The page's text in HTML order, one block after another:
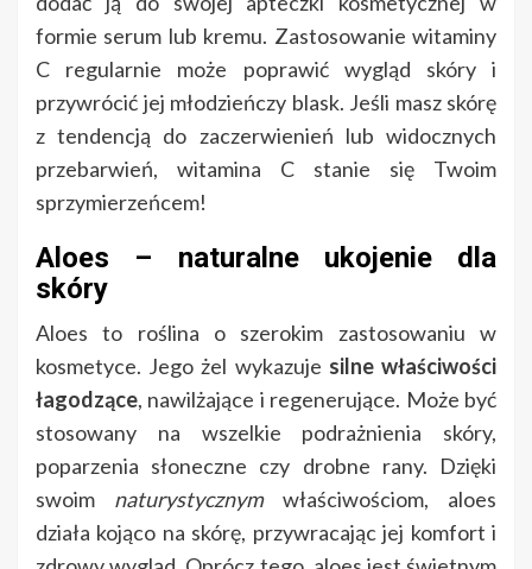
formie serum lub kremu. Zastosowanie witaminy
C regularnie może poprawić wygląd skóry i
przywrócić jej młodzieńczy blask. Jeśli masz skórę
z tendencją do zaczerwienień lub widocznych
przebarwień, witamina C stanie się Twoim
sprzymierzeńcem!
Aloes – naturalne ukojenie dla
skóry
Aloes to roślina o szerokim zastosowaniu w
kosmetyce. Jego żel wykazuje silne właściwości
łagodzące, nawilżające i regenerujące. Może być
stosowany na wszelkie podrażnienia skóry,
poparzenia słoneczne czy drobne rany. Dzięki
swoim naturystycznymwłaściwościom, aloes
działa kojąco na skórę, przywracając jej komfort i